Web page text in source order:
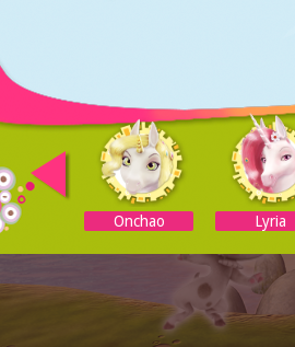
Onchao Lyria